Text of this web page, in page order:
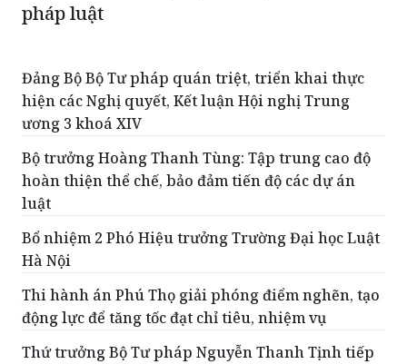
pháp luật
Đảng Bộ Bộ Tư pháp quán triệt, triển khai thực
hiện các Nghị quyết, Kết luận Hội nghị Trung
ương 3 khoá XIV
Bộ trưởng Hoàng Thanh Tùng: Tập trung cao độ
hoàn thiện thể chế, bảo đảm tiến độ các dự án
luật
Bổ nhiệm 2 Phó Hiệu trưởng Trường Đại học Luật
Hà Nội
Thi hành án Phú Thọ giải phóng điểm nghẽn, tạo
động lực để tăng tốc đạt chỉ tiêu, nhiệm vụ
Thứ trưởng Bộ Tư pháp Nguyễn Thanh Tịnh tiếp